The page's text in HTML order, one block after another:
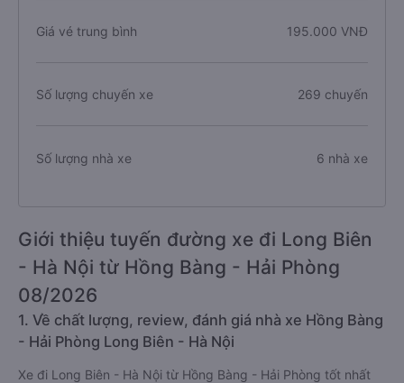
Giá vé trung bình 195.000 VNĐ
Số lượng chuyến xe 269 chuyến
Số lượng nhà xe 6 nhà xe
Giới thiệu tuyến đường xe đi Long Biên
- Hà Nội từ Hồng Bàng - Hải Phòng
08/2026
1. Về chất lượng, review, đánh giá nhà xe Hồng Bàng
- Hải Phòng Long Biên - Hà Nội
Xe đi Long Biên - Hà Nội từ Hồng Bàng - Hải Phòng tốt nhất